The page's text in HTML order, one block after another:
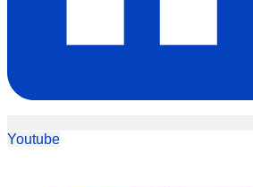
Youtube